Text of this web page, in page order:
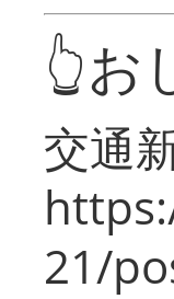
👆
交通
21/